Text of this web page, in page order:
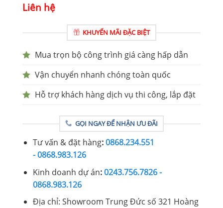
Liên hệ
KHUYẾN MÃI ĐẶC BIỆT
Mua trọn bộ công trình giá càng hấp dẫn
Vận chuyển nhanh chóng toàn quốc
Hỗ trợ khách hàng dịch vụ thi công, lắp đặt
GỌI NGAY ĐỂ NHẬN ƯU ĐÃI
Tư vấn & đặt hàng:0868.234.551
- 0868.983.126
Kinh doanh dự án:0243.756.7826 -
0868.983.126
Địa chỉ: Showroom Trung Đức số 321 Hoàng